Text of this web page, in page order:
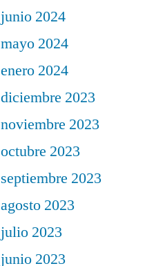
junio 2024
mayo 2024
enero 2024
diciembre 2023
noviembre 2023
octubre 2023
septiembre 2023
agosto 2023
julio 2023
junio 2023